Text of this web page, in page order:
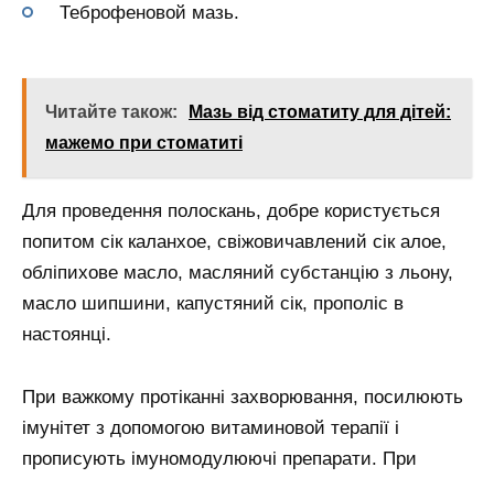
Теброфеновой мазь.
Читайте також:
Мазь від стоматиту для дітей:
мажемо при стоматиті
Для проведення полоскань, добре користується
попитом сік каланхое, свіжовичавлений сік алое,
обліпихове масло, масляний субстанцію з льону,
масло шипшини, капустяний сік, прополіс в
настоянці.
При важкому протіканні захворювання, посилюють
імунітет з допомогою витаминовой терапії і
прописують імуномодулюючі препарати. При